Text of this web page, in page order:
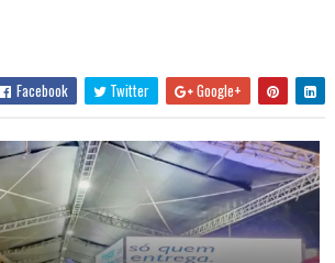
Facebook Twitter Google+